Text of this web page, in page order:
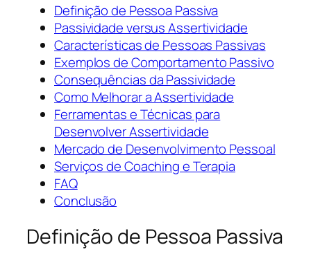
Definição de Pessoa Passiva
Passividade versus Assertividade
Características de Pessoas Passivas
Exemplos de Comportamento Passivo
Consequências da Passividade
Como Melhorar a Assertividade
Ferramentas e Técnicas para
Desenvolver Assertividade
Mercado de Desenvolvimento Pessoal
Serviços de Coaching e Terapia
FAQ
Conclusão
Definição de Pessoa Passiva